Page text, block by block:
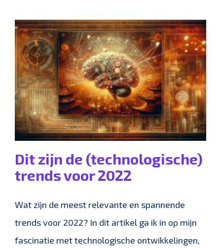
Dit zijn de (technologische)
trends voor 2022
Wat zijn de meest relevante en spannende
trends voor 2022? In dit artikel ga ik in op mijn
fascinatie met technologische ontwikkelingen,